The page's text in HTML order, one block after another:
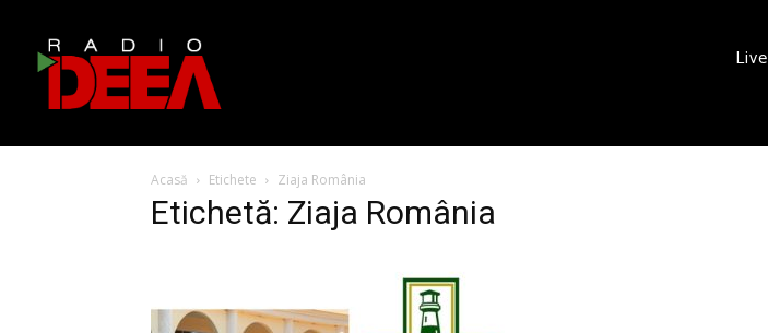
Live
Acasă Etichete Ziaja România
Etichetă: Ziaja România